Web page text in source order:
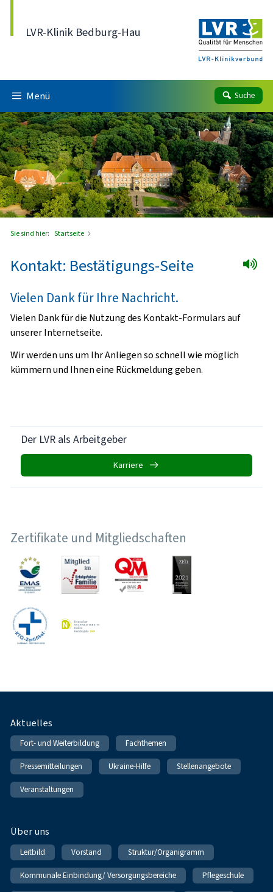
LVR-Klinik Bedburg-Hau
Menü Suche
Sie sind hier: Startseite
Kontakt: Bestätigungs-Seite
Vielen Dank für Ihre Nachricht.
Vielen Dank für die Nutzung des Kontakt-Formulars auf
unserer Internetseite.
Wir werden uns um Ihr Anliegen so schnell wie möglich
kümmern und Ihnen eine Rückmeldung geben.
Der LVR als Arbeitgeber
Karriere
Zertifikate und Mitgliedschaften
Fußnavigation
Aktuelles
Fort- und Weiterbildung Fachthemen
Pressemitteilungen Ukraine-Hilfe Stellenangebote
Veranstaltungen
Über uns
Leitbild Vorstand Struktur/Organigramm
Kommunale Einbindung/ Versorgungsbereiche Pflegeschule